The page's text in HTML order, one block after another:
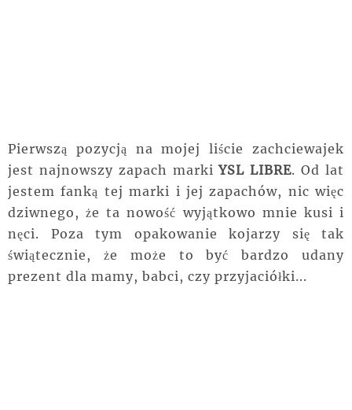
Pierwszą pozycją na mojej liście zachciewajek
jest najnowszy zapach markiYSL LIBRE. Od lat
jestem fanką tej marki i jej zapachów, nic więc
dziwnego, że ta nowość wyjątkowo mnie kusi i
nęci. Poza tym opakowanie kojarzy się tak
świątecznie, że może to być bardzo udany
prezent dla mamy, babci, czy przyjaciółki...